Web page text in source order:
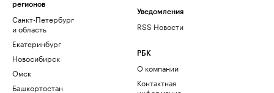
регионов
Санкт-Петербург
и область
Екатеринбург
Новосибирск
Омск
Башкортостан
Уведомления
RSS Новости
РБК
О компании
Контактная